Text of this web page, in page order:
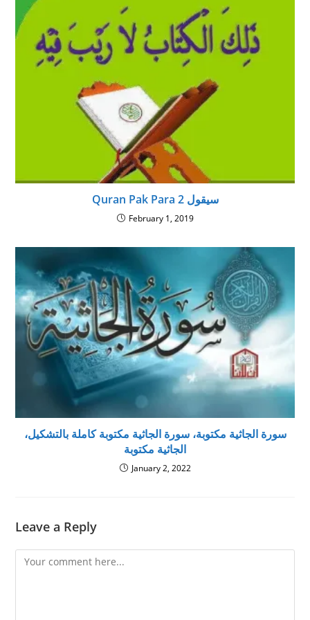
Quran Pak Para 2 سيقول
February 1, 2019
سورة الجاثية مكتوبة، سورة الجاثية مكتوبة كاملة بالتشكيل،
الجاثية مكتوبة
January 2, 2022
Leave a Reply
Comment